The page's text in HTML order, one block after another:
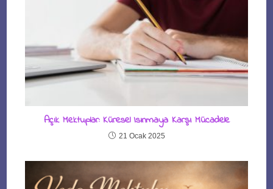
Açık Mektuplar: Küresel Isınmaya Karşı Mücadele
21 Ocak 2025